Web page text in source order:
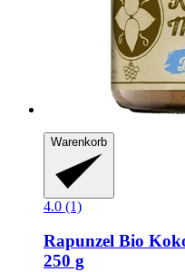
Warenkorb
4.0 (1)
Rapunzel Bio
250 g